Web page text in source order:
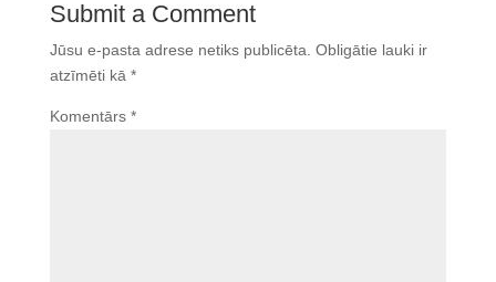
Submit a Comment
Jūsu e-pasta adrese netiks publicēta. Obligātie lauki ir
atzīmēti kā *
Komentārs *